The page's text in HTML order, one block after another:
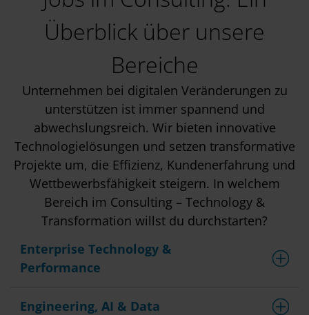
Überblick über unsere
Bereiche
Unternehmen bei digitalen Veränderungen zu
unterstützen ist immer spannend und
abwechslungsreich. Wir bieten innovative
Technologielösungen und setzen transformative
Projekte um, die Effizienz, Kundenerfahrung und
Wettbewerbsfähigkeit steigern. In welchem
Bereich im Consulting – Technology &
Transformation willst du durchstarten?
Enterprise Technology &
Performance
Engineering, AI & Data